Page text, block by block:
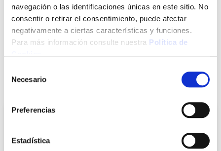
navegación o las identificaciones únicas en este sitio. No
consentir o retirar el consentimiento, puede afectar
negativamente a ciertas características y funciones.
Para más información consulte nuestra Política de
Necesario
Preferencias
Estadística
+ INFO